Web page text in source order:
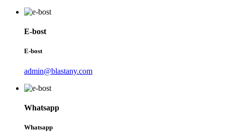
E-bost
E-bost
admin@blastany.com
Whatsapp
Whatsapp